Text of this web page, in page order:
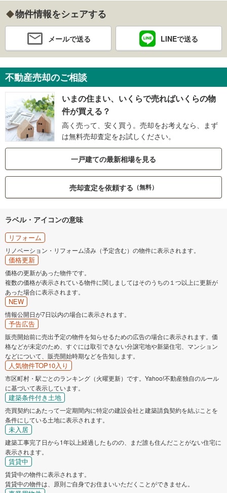
物件情報をシェアする
メールで送る LINEで送る
不動産売却のご相談
いまの住まい、いくらで売ればいくらの物
件が買える？
高く売って、安く買う。売却をお考えなら、まず
は無料売却査定をお試しください。
一戸建ての最新相場を見る
売却査定を依頼する （無料）
ラベル・アイコンの意味
リフォーム
リノベーション・リフォーム済み（予定含む）の物件に表示されます。
価格更新
価格の更新があった物件です。
複数の価格が表示されている物件に関しましてはそのうちの１つ以上に更新が
あった場合に表示されます。
NEW
情報公開日が7日以内の場合に表示されます。
予告広告
販売開始前に売出予定の物件を知らせるための広告の場合に表示されます。価
格などが未定のため、すぐには取引できない分譲宅地や新築住宅、マンション
などについて、販売開始時期などを告知します。
人気物件TOP10入り
市区町村・駅ごとのランキング（火曜更新）です。Yahoo!不動産独自のルール
に基づいて表示しています。
建築条件付き土地
売買契約にあたって一定期間内に特定の建設会社と建築請負契約を結ぶことを
条件にしている土地に表示されます。
未入居
建築工事完了日から1年以上経過したものの、まだ誰も住んだことがない住宅に
表示されます。
賃貸中
賃貸中の物件に表示されます。
賃貸中の物件は、原則ご自身でお住まいいただくことができません。